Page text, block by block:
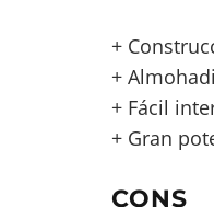
+
+
+ Fácil
+ Gran
CONS